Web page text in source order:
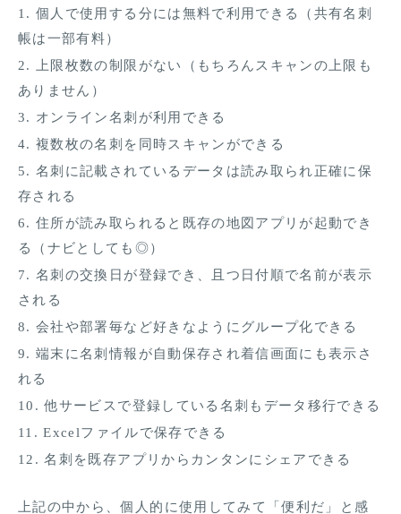
個人で使用する分には無料で利用できる（共有名刺
帳は一部有料）
上限枚数の制限がない（もちろんスキャンの上限も
ありません）
オンライン名刺が利用できる
複数枚の名刺を同時スキャンができる
名刺に記載されているデータは読み取られ正確に保
存される
住所が読み取られると既存の地図アプリが起動でき
る（ナビとしても◎）
名刺の交換日が登録でき、且つ日付順で名前が表示
される
会社や部署毎など好きなようにグループ化できる
端末に名刺情報が自動保存され着信画面にも表示さ
れる
他サービスで登録している名刺もデータ移行できる
Excelファイルで保存できる
名刺を既存アプリからカンタンにシェアできる
上記の中から、個人的に使用してみて「便利だ」と感